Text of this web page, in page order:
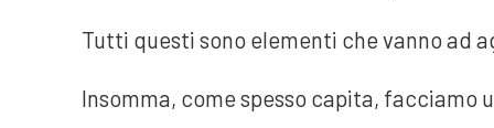
Tutti questi sono elementi che vanno ad
Insomma, come spesso capita,